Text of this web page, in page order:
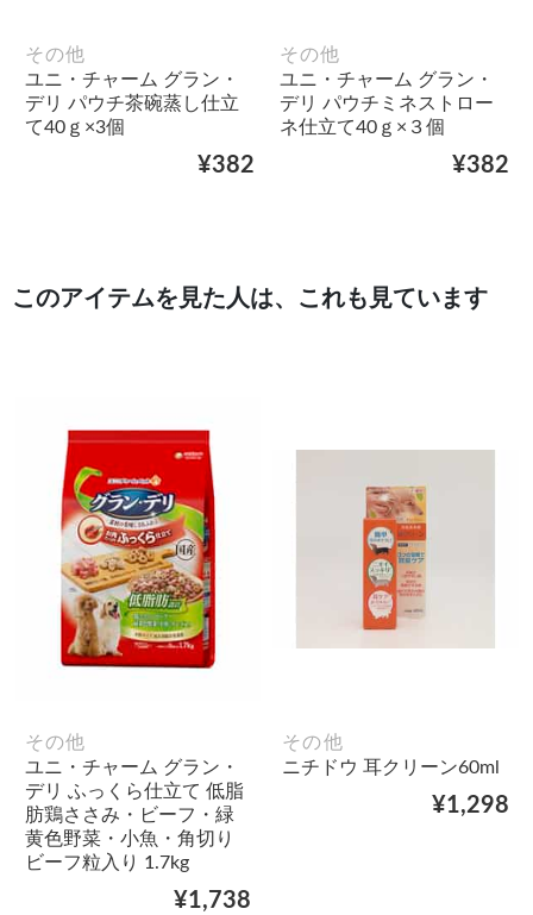
その他
ユニ・チャーム グラン・
デリ パウチ茶碗蒸し仕立
て40ｇ×3個
¥382
その他
ユニ・チャーム グラン・
デリ パウチミネストロー
ネ仕立て40ｇ×３個
¥382
このアイテムを見た人は、これも見ています
その他
ユニ・チャーム グラン・
デリ ふっくら仕立て 低脂
肪鶏ささみ・ビーフ・緑
黄色野菜・小魚・角切り
ビーフ粒入り 1.7kg
¥1,738
その他
ニチドウ 耳クリーン60ml
¥1,298